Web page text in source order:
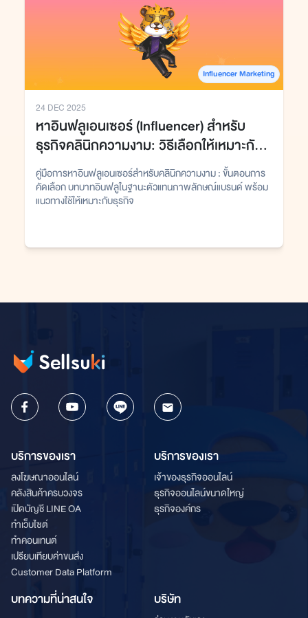
Influencer Marketing
24 DEC 2025
หาอินฟลูเอนเซอร์ (Influencer) สำหรับ
ธุรกิจคลินิกความงาม: วิธีเลือกให้เหมาะกับ
แบรนด์และงบการตลาด
คู่มือการหาอินฟลูเอนเซอร์สำหรับคลินิกความงาม : ขั้นตอนการ
คัดเลือก บทบาทอินฟลูในฐานะตัวแทนภาพลักษณ์แบรนด์ พร้อม
แนวทางใช้ให้เหมาะกับธุรกิจ
บริการของเรา
ลงโฆษณาออนไลน์
คลังสินค้าครบวงจร
เปิดบัญชี LINE OA
ทำเว็บไซต์
ทำคอนเทนต์
เปรียบเทียบค่าขนส่ง
Customer Data Platform
บริการของเรา
เจ้าของธุรกิจออนไลน์
ธุรกิจออนไลน์ขนาดใหญ่
ธุรกิจองค์กร
บทความที่น่าสนใจ บริษัท